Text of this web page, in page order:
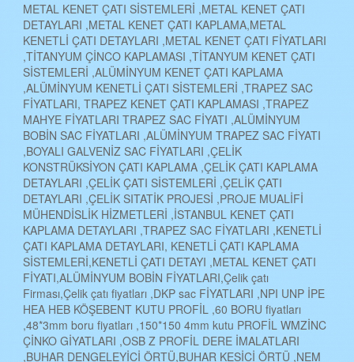
METAL KENET ÇATI SİSTEMLERİ ,METAL KENET ÇATI
DETAYLARI ,METAL KENET ÇATI KAPLAMA,METAL
KENETLİ ÇATI DETAYLARI ,METAL KENET ÇATI FİYATLARI
,TİTANYUM ÇİNCO KAPLAMASI ,TİTANYUM KENET ÇATI
SİSTEMLERİ ,ALÜMİNYUM KENET ÇATI KAPLAMA
,ALÜMİNYUM KENETLİ ÇATI SİSTEMLERİ ,TRAPEZ SAC
FİYATLARI, TRAPEZ KENET ÇATI KAPLAMASI ,TRAPEZ
MAHYE FİYATLARI TRAPEZ SAC FİYATI ,ALÜMİNYUM
BOBİN SAC FİYATLARI ,ALÜMİNYUM TRAPEZ SAC FİYATI
,BOYALI GALVENİZ SAC FİYATLARI ,ÇELİK
KONSTRÜKSİYON ÇATI KAPLAMA ,ÇELİK ÇATI KAPLAMA
DETAYLARI ,ÇELİK ÇATI SİSTEMLERİ ,ÇELİK ÇATI
DETAYLARI ,ÇELİK SITATİK PROJESİ ,PROJE MUALİFİ
MÜHENDİSLİK HİZMETLERİ ,İSTANBUL KENET ÇATI
KAPLAMA DETAYLARI ,TRAPEZ SAC FİYATLARI ,KENETLİ
ÇATI KAPLAMA DETAYLARI, KENETLİ ÇATI KAPLAMA
SİSTEMLERİ,KENETLİ ÇATI DETAYI ,METAL KENET ÇATI
FİYATI,ALÜMİNYUM BOBİN FİYATLARI,Çelik çatı
Firması,Çelik çatı fiyatları ,DKP sac FİYATLARI ,NPI UNP İPE
HEA HEB KÖŞEBENT KUTU PROFİL ,60 BORU fiyatları
,48*3mm boru fiyatları ,150*150 4mm kutu PROFİL WMZİNC
ÇİNKO GİYATLARI ,OSB Z PROFİL DERE İMALATLARI
,BUHAR DENGELEYİCİ ÖRTÜ,BUHAR KESİCİ ÖRTÜ ,NEM